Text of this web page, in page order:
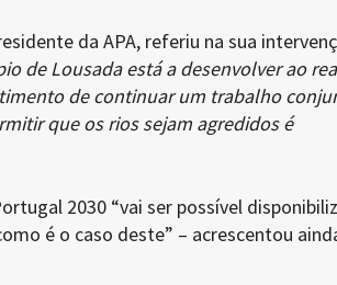
da APA, referiu na sua
de Lousada está a desenvolver ao
de continuar um trabalho
que os rios sejam agredidos é
2030 “vai ser possível
é o caso deste” – acrescentou